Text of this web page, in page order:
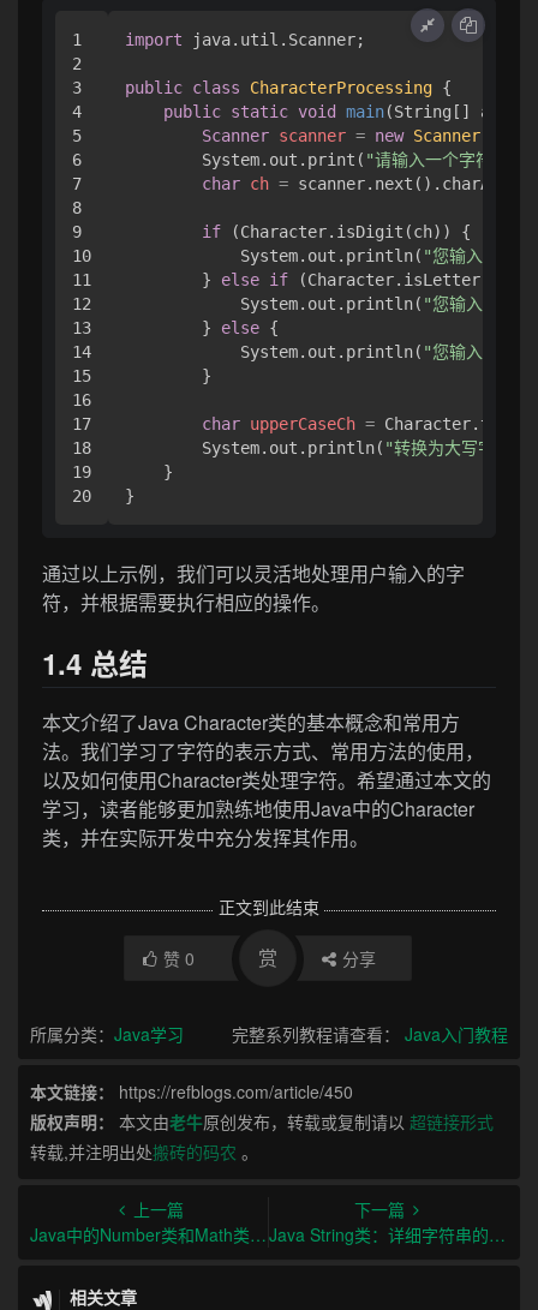
1
2
3
4
5
6
7
8
9
10
11
12
13
14
15
16
17
18
19
import java.util.Scanner;
public class CharacterProcessing {
public static void main(String[] args)
Scanner scanner = new Scanner
        System.out.print(
"请输入一个字符："
char ch = scanner.next().charAt(
if (Character.isDigit(ch)) {
            System.out.println(
"您输入的是
        }
else if (Character.isLetter(ch))
            System.out.println(
"您输入的是
        }
else {
            System.out.println(
"您输入的既
        }
char upperCaseCh =
        System.out.println(
"转换为大写字母后
    }
通过以上示例，我们可以灵活地处理用户输入的字
符，并根据需要执行相应的操作。
1.4 总结
本文介绍了Java Character类的基本概念和常用方
法。我们学习了字符的表示方式、常用方法的使用，
以及如何使用Character类处理字符。希望通过本文的
学习，读者能够更加熟练地使用Java中的Character
类，并在实际开发中充分发挥其作用。
正文到此结束
赞 0 赏 分享
所属分类： Java学习 完整系列教程请查看： Java入门教程
本文链接：
https://refblogs.com/article/450
版权声明：
本文由老牛原创发布，转载或复制请以 超链接形式
转载,并注明出处搬砖的码农 。
上一篇
Java中的Number类和Math类详解
下一篇
Java String类：详细字符串的操作和常用方法
相关文章